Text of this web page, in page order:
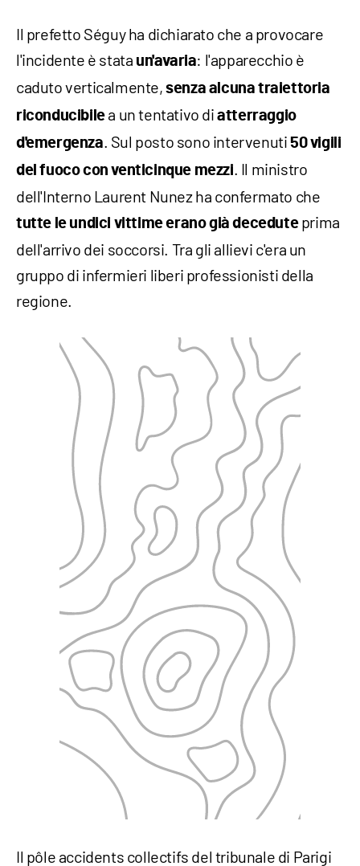
Il prefetto Séguy ha dichiarato che a provocare
l'incidente è stata un'avaria: l'apparecchio è
caduto verticalmente,senza alcuna traiettoria
riconducibilea un tentativo di atterraggio
d'emergenza . Sul posto sono intervenuti50 vigili
del fuoco con venticinque mezzi . Il ministro
dell'Interno Laurent Nunez ha confermato che
tutte le undici vittime erano già decedute prima
dell'arrivo dei soccorsi. Tra gli allievi c'era un
gruppo di infermieri liberi professionisti della
regione.
Il pôle accidents collectifs del tribunale di Parigi